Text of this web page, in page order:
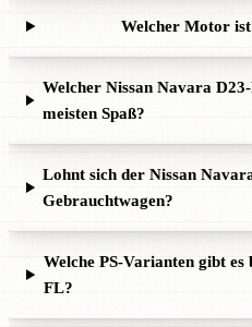
Welcher Motor
Welcher Nissan Navara
meisten Spaß?
Lohnt sich der Nissan
Gebrauchtwagen?
Welche PS-Varianten gibt
FL?